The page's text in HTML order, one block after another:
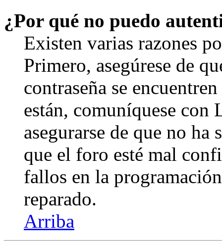
¿Por qué no puedo
Existen varias razones
Primero, asegúrese de
contraseña se
están, comuníquese
asegurarse de que no
que el foro esté mal
fallos en la
reparado.
Arriba